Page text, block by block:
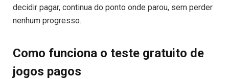
decidir pagar, continua do ponto onde parou, sem perder
nenhum progresso.
Como funciona o teste gratuito de
jogos pagos